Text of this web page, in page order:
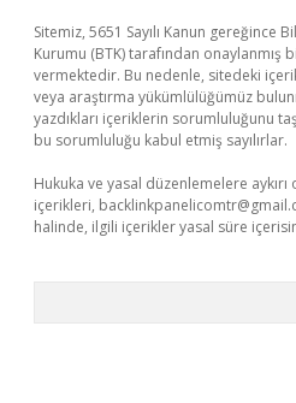
Sitemiz, 5651 Sayılı Kanun gereğince
Kurumu (BTK) tarafından onaylanmış
vermektedir. Bu nedenle, sitedeki
veya araştırma yükümlülüğümüz
yazdıkları içeriklerin sorumluluğunu
bu sorumluluğu kabul etmiş sayılırlar.
Hukuka ve yasal düzenlemelere
içerikleri,
halinde, ilgili içerikler yasal süre